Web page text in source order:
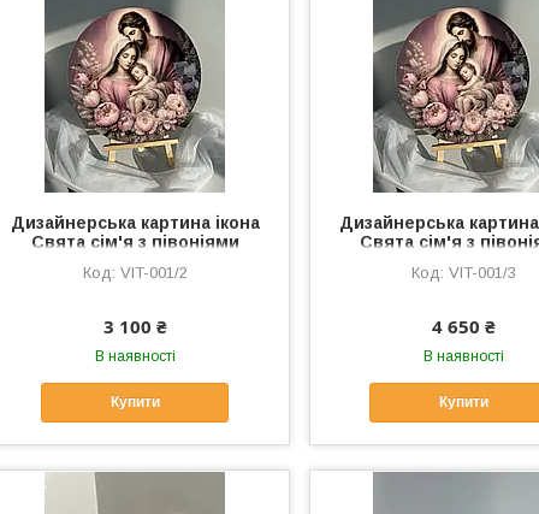
Дизайнерська картина ікона
Свята сім'я з півоніями
ручної роботи 50 см
VIT-001/2
3 100 ₴
В наявності
Купити
Дизайнерська картина
Свята сім'я з
ручної роботи 60
VIT-001/3
4 650 ₴
В наявності
Купити